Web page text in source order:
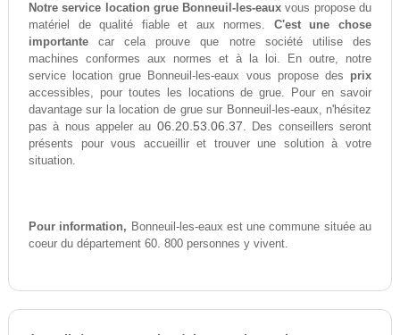
Notre service location grue Bonneuil-les-eaux vous propose du
matériel de qualité fiable et aux normes. C'est une chose
importantecar cela prouve que notre société utilise des
machines conformes aux normes et à la loi. En outre, notre
service location grue Bonneuil-les-eaux vous propose des prix
accessibles, pour toutes les locations de grue. Pour en savoir
davantage sur la location de grue sur Bonneuil-les-eaux, n'hésitez
pas à nous appeler au 06.20.53.06.37. Des conseillers seront
présents pour vous accueillir et trouver une solution à votre
situation.
Pour information, Bonneuil-les-eaux est une commune située au
coeur du département 60. 800 personnes y vivent.